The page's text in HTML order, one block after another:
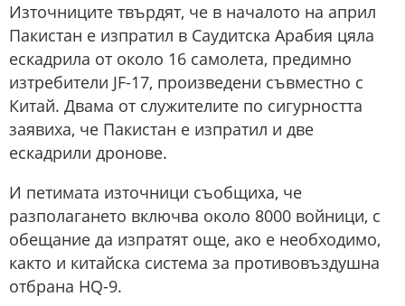
Източниците твърдят, че в началото на април
Пакистан е изпратил в Саудитска Арабия цяла
ескадрила от около 16 самолета, предимно
изтребители JF-17, произведени съвместно с
Китай. Двама от служителите по сигурността
заявиха, че Пакистан е изпратил и две
ескадрили дронове.
И петимата източници съобщиха, че
разполагането включва около 8000 войници, с
обещание да изпратят още, ако е необходимо,
както и китайска система за противовъздушна
отбрана HQ-9.